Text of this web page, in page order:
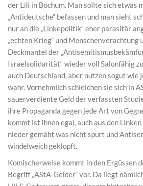
der Lili in Bochum. Man sollte sich etwas
„Antideutsche“ befassen und man sieht
nur an die „Linkepolitik“ eher parasitär
„echten Krieg“ und Menschenverachtung
Deckmantel der
Israelsolidarität“ wieder voll Salonfähig
auch Deutschland, aber nutzen sogut wie
wahr. Vornehmlich schleichen sie sich in
sauerverdiente Geld der verfassten
ihre Propaganda gegen jede Art von
kommt ist ihnen egal, auch aus den
nieder gemäht was nicht spurt und
windelweich geklopft.
Komischerweise kommt in den Ergüssen
Begriff „AStA-Gelder“ vor. Da liegt